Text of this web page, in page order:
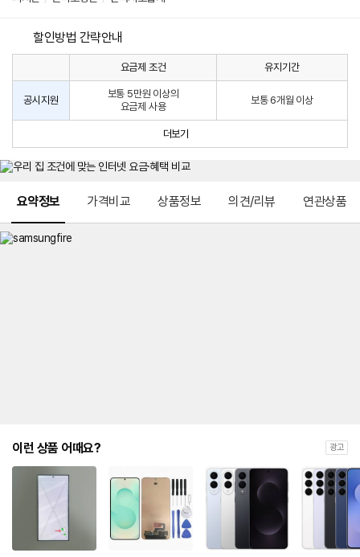
할인방법 간략안내
원
선
택
약
정
는
대
략
안
사
인
법
요금제 조건 유지기간
공시지원
보통 5만원 이상의
요금제 사용
보통 6개월 이상
더보기
요약정보 가격비교 상품정보 의견/리뷰 연관상품
이런 상품 어때요? 광고